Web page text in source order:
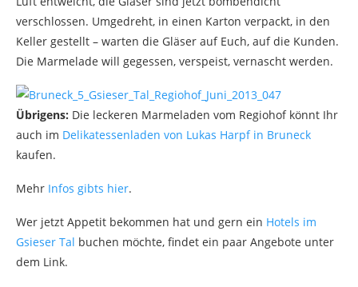
verschlossen. Umgedreht, in einen Karton verpackt, in den
Keller gestellt – warten die Gläser auf Euch, auf die Kunden.
Die Marmelade will gegessen, verspeist, vernascht werden.
Übrigens: Die leckeren Marmeladen vom Regiohof könnt Ihr
auch im Delikatessenladen von Lukas Harpf in Bruneck
kaufen.
Mehr Infos gibts hier.
Wer jetzt Appetit bekommen hat und gern ein Hotels im
Gsieser Tal buchen möchte, findet ein paar Angebote unter
dem Link.